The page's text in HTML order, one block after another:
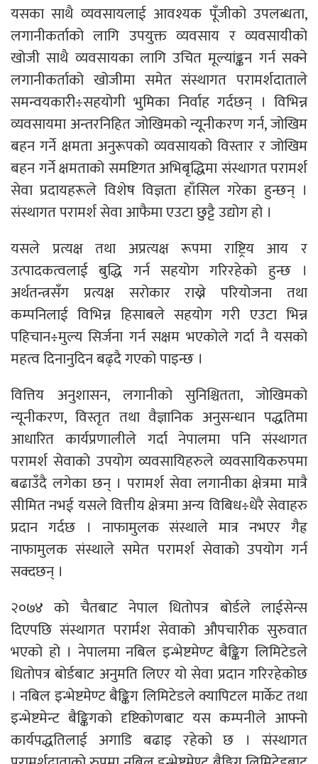
यसका साथै व्यवसायलाई आवश्यक पूँजीको उपलब्धता,
लगानीकर्ताको लागि उपयुक्त व्यवसाय र व्यवसायीको
खोजी साथै व्यवसायका लागि उचित मूल्यांङ्कन गर्न सक्ने
लगानीकर्ताको खोजीमा समेत संस्थागत परामर्शदाताले
समन्वयकारी÷सहयोगी भुमिका निर्वाह गर्दछन् । विभिन्न
व्यवसायमा अन्तरनिहित जोखिमको न्यूनीकरण गर्न, जोखिम
बहन गर्ने क्षमता अनुरूपको व्यवसायको विस्तार र जोखिम
बहन गर्ने क्षमताको समष्टिगत अभिबृद्धिमा संस्थागत परामर्श
सेवा प्रदायहरूले विशेष विज्ञता हाँसिल गरेका हुन्छन् ।
संस्थागत परामर्श सेवा आफैमा एउटा छुट्टै उद्योग हो ।
यसले प्रत्यक्ष तथा अप्रत्यक्ष रूपमा राष्ट्रिय आय र
उत्पादकत्वलाई बुद्धि गर्न सहयोग गरिरहेको हुन्छ ।
अर्थतन्त्रसँग प्रत्यक्ष सरोकार राख्ने परियोजना तथा
कम्पनिलाई विभिन्न हिसाबले सहयोग गरी एउटा भिन्न
पहिचान÷मुल्य सिर्जना गर्न सक्षम भएकोले गर्दा नै यसको
महत्व दिनानुदिन बढ्दै गएको पाइन्छ ।
वित्तिय अनुशासन, लगानीको सुनिश्चितता, जोखिमको
न्यूनीकरण, विस्तृत तथा वैज्ञानिक अनुसन्धान पद्धतिमा
आधारित कार्यप्रणालीले गर्दा नेपालमा पनि संस्थागत
परामर्श सेवाको उपयोग व्यवसायिहरुले व्यवसायिकरुपमा
बढाउँदै लगेका छन् । परामर्श सेवा लगानीका क्षेत्रमा मात्रै
सीमित नभई यसले वित्तीय क्षेत्रमा अन्य विबिध÷धेरै सेवाहरु
प्रदान गर्दछ । नाफामुलक संस्थाले मात्र नभएर गैह्र
नाफामुलक संस्थाले समेत परामर्श सेवाको उपयोग गर्न
सक्दछन् ।
२०७४ को चैतबाट नेपाल धितोपत्र बोर्डले लाईसेन्स
दिएपछि संस्थागत परार्मश सेवाको औपचारीक सुरुवात
भएको हो । नेपालमा नबिल इन्भेष्टमेण्ट बैङ्किग लिमिटेडले
धितोपत्र बोर्डबाट अनुमति लिएर यो सेवा प्रदान गरिरहेकोछ
। नबिल इन्भेष्टमेण्ट बैङ्किग लिमिटेडले क्यापिटल मार्केट तथा
इन्भेष्टमेन्ट बैङ्किगको दृष्टिकोणबाट यस कम्पनीले आफ्नो
कार्यपद्धतिलाई अगाडि बढाइ रहेको छ । संस्थागत